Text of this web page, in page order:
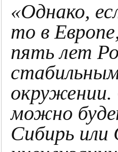
«Однако,
то в
пять лет
окружении.
можно
Сибирь или